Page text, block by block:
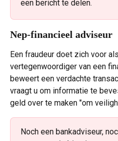
een bericht te delen.
Nep-financieel adviseur
Een fraudeur doet zich voor
vertegenwoordiger van een
beweert een verdachte
vraagt u om informatie te
geld over te maken "om
Noch een bankadviseur,